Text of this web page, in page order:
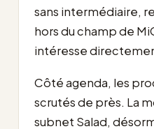
sans intermédiaire,
hors du champ de
intéresse
Côté agenda, les
scrutés de près. La
subnet Salad,